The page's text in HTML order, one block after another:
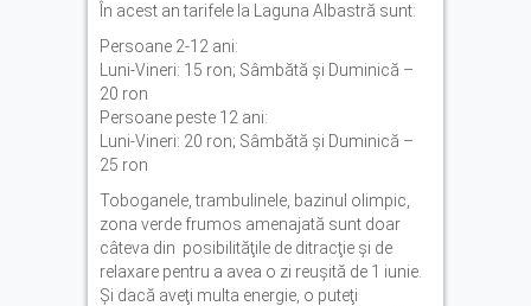
În acest an tarifele la Laguna Albastră sunt:
Persoane 2-12 ani:
Luni-Vineri: 15 ron; Sâmbătă și Duminică –
20 ron
Persoane peste 12 ani:
Luni-Vineri: 20 ron; Sâmbătă și Duminică –
25 ron
Toboganele, trambulinele, bazinul olimpic,
zona verde frumos amenajată sunt doar
câteva din posibilităţile de ditracţie şi de
relaxare pentru a avea o zi reuşită de 1 iunie.
Şi dacă aveţi multa energie, o puteţi